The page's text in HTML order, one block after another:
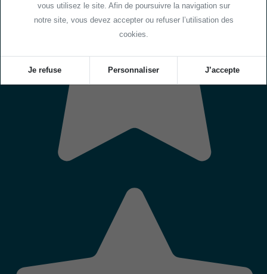
vous utilisez le site. Afin de poursuivre la navigation sur
notre site, vous devez accepter ou refuser l’utilisation des
cookies.
Je refuse Personnaliser J’accepte